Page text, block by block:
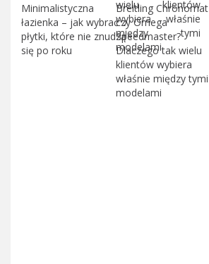
Minimalistyczna
łazienka – jak wybrać
płytki, które nie znudzą
się po roku
Breitling Chronomat
czy Omega
Speedmaster?
Dlaczego tak wielu
klientów wybiera
właśnie między tymi
modelami